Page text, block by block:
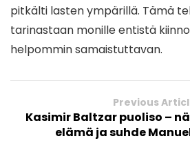
pitkälti lasten ympärillä. Tämä
tarinastaan monille entistä
helpommin samaistuttavan.
Previous
Kasimir Baltzar puoliso –
elämä ja suhde